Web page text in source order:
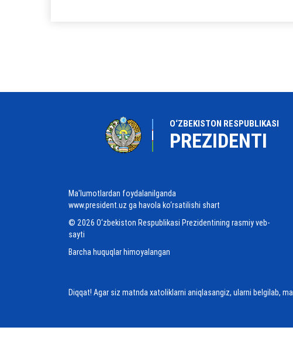
O‘ZBEKISTON RESPUBLIKASI
PREZIDENTI
Ma'lumotlardan foydalanilganda
www.president.uz ga havola ko‘rsatilishi shart
© 2026 O‘zbekiston Respublikasi Prezidentining rasmiy veb-
sayti
Barcha huquqlar himoyalangan
Diqqat! Agar siz matnda xatoliklarni aniqlasangiz, ularni belgilab,